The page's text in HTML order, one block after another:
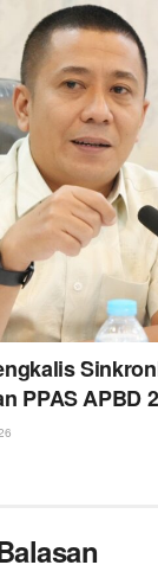
PPAS APBD